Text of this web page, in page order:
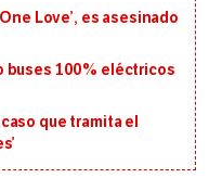
Love’, es asesinado
buses 100% eléctricos
que tramita el